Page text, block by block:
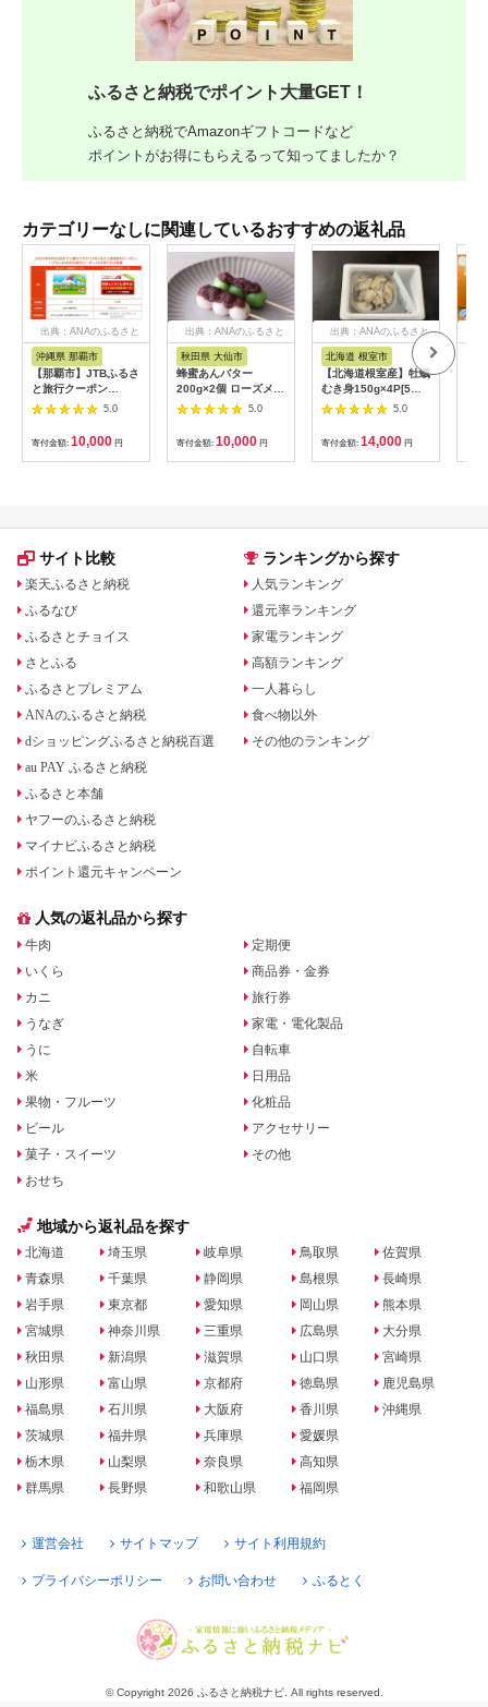
ふるさと納税でポイント大量GET！
ふるさと納税でAmazonギフトコードなど
ポイントがお得にもらえるって知ってましたか？
カテゴリーなしに関連しているおすすめの返礼品
出典：ANAのふるさと
沖縄県 那覇市
【那覇市】JTBふるさ
と旅行クーポン
（3,000円分）有効期
間3年（Eメール発
行）｜旅行 トラベル
予約 国内旅行 JTB 宿
泊 観光 体験 旅行券
人気 おすすめ 旅行ク
ン ネット予約 電話 有
5.0
寄付金額: 10,000 円
出典：ANAのふるさと
秋田県 大仙市
蜂蜜あんバター
200g×2個 ローズメイ
[あんバター はちみ
つ 発酵バター あん
こ 水あめ不使用 秋
田県 大仙市]
5.0
寄付金額: 10,000 円
出典：ANAのふるさと
納税
北海道 根室市
【北海道根室産】牡蠣
むき身150g×4P[5月
下旬以降発送] A-
5.0
寄付金額: 14,000 円
サイト比較
楽天ふるさと納税
ふるなび
ふるさとチョイス
さとふる
ふるさとプレミアム
ANAのふるさと納税
dショッピングふるさと納税百選
au PAY ふるさと納税
ふるさと本舗
ヤフーのふるさと納税
マイナビふるさと納税
ポイント還元キャンペーン
ランキングから探す
人気ランキング
還元率ランキング
家電ランキング
高額ランキング
一人暮らし
食べ物以外
その他のランキング
人気の返礼品から探す
牛肉
いくら
カニ
うなぎ
うに
米
果物・フルーツ
ビール
菓子・スイーツ
おせち
定期便
商品券・金券
旅行券
家電・電化製品
自転車
日用品
化粧品
アクセサリー
その他
地域から返礼品を探す
北海道
青森県
岩手県
宮城県
秋田県
山形県
福島県
茨城県
栃木県
群馬県
埼玉県
千葉県
東京都
神奈川県
新潟県
富山県
石川県
福井県
山梨県
長野県
岐阜県
静岡県
愛知県
三重県
滋賀県
京都府
大阪府
兵庫県
奈良県
和歌山県
鳥取県
島根県
岡山県
広島県
山口県
徳島県
香川県
愛媛県
高知県
福岡県
佐賀県
長崎県
熊本県
大分県
宮崎県
鹿児島県
沖縄県
運営会社 サイトマップ サイト利用規約
プライバシーポリシー お問い合わせ ふるとく
© Copyright 2026 ふるさと納税ナビ. All rights reserved.